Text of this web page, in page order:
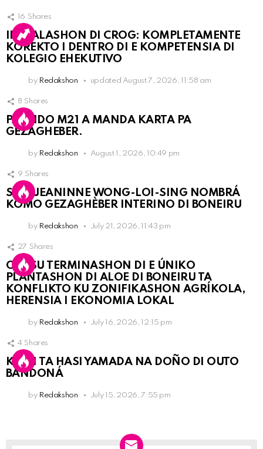
16 Shares
INSTALASHON DI CROG: KOMPLETAMENTE
KOREKTO I DENTRO DI E KOMPETENSIA DI
KOLEGIO EHEKUTIVO
by Redakshon updated August 7, 2026, 11:58 am
8 Shares
PARTIDO M21 A MANDA KARTA PA
GEZAGHEBER.
by Redakshon August 1, 2026, 10:49 pm
9 Shares
SRA. JEANINNE WONG-LOI-SING NOMBRÁ
KOMO GEZAGHÈBER INTERINO DI BONEIRU
by Redakshon July 21, 2026, 11:43 pm
27 Shares
OLB SU TERMINASHON DI E ÚNIKO
PLANTASHON DI ALOE DI BONEIRU TA
KONFLIKTO KU ZONIFIKASHON AGRÍKOLA,
HERENSIA I EKONOMIA LOKAL
by Redakshon July 16, 2026, 12:15 pm
4 Shares
KPCN TA HASI YAMADA NA DOÑO DI OUTO
BANDONÁ
by Redakshon July 15, 2026, 7:55 pm